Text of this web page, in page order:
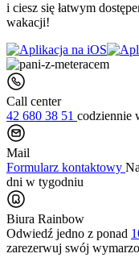
i ciesz się łatwym
wakacji!
Call center
42 680 38 51 codziennie
Mail
Formularz kontaktowy
dni w tygodniu
Biura Rainbow
Odwiedź jedno z ponad
zarezerwuj swój